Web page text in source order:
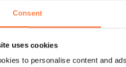
Consent
uses cookies
to personalise content and
zijn ideaal voor hardlopen,
en spieren goed hun werk kan
bleekmiddel of ijzer gebruiken.